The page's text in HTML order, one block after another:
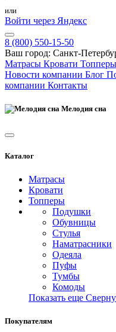
или
Войти через Яндекс
8 (800) 550-15-50
Ваш город: Санкт-
Матрасы Кровати Топперы
Новости компании Блог
компании Контакты
Мелодия сна
Каталог
Матрасы
Кровати
Топперы
Подушки
Обувницы
Стулья
Наматрасники
Одеяла
Пуфы
Тумбы
Комоды
Показать еще
Покупателям